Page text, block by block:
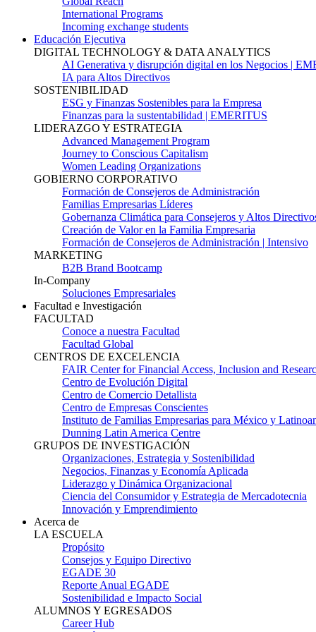
International Programs
Incoming exchange students
Educación Ejecutiva
DIGITAL TECHNOLOGY & DATA ANALYTICS
AI Generativa y disrupción digital en los Negocios |
IA para Altos Directivos
SOSTENIBILIDAD
ESG y Finanzas Sostenibles para la Empresa
Finanzas para la sustentabilidad | EMERITUS
LIDERAZGO Y ESTRATEGIA
Advanced Management Program
Journey to Conscious Capitalism
Women Leading Organizations
GOBIERNO CORPORATIVO
Formación de Consejeros de Administración
Familias Empresarias Líderes
Gobernanza Climática para Consejeros y Altos
Creación de Valor en la Familia Empresaria
Formación de Consejeros de Administración | Intensivo
MARKETING
B2B Brand Bootcamp
In-Company
Soluciones Empresariales
Facultad e Investigación
FACULTAD
Conoce a nuestra Facultad
Facultad Global
CENTROS DE EXCELENCIA
FAIR Center for Financial Access, Inclusion and
Centro de Evolución Digital
Centro de Comercio Detallista
Centro de Empresas Conscientes
Instituto de Familias Empresarias para México y
Dunning Latin America Centre
GRUPOS DE INVESTIGACIÓN
Organizaciones, Estrategia y Sostenibilidad
Negocios, Finanzas y Economía Aplicada
Liderazgo y Dinámica Organizacional
Ciencia del Consumidor y Estrategia de Mercadotecnia
Innovación y Emprendimiento
Acerca de
LA ESCUELA
Propósito
Consejos y Equipo Directivo
EGADE 30
Reporte Anual EGADE
Sostenibilidad e Impacto Social
ALUMNOS Y EGRESADOS
Career Hub